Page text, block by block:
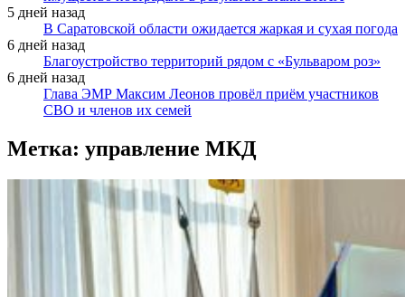
5 дней назад
В Саратовской области ожидается жаркая и сухая погода
6 дней назад
Благоустройство территорий рядом с «Бульваром роз»
6 дней назад
Глава ЭМР Максим Леонов провёл приём участников
СВО и членов их семей
Метка: управление МКД